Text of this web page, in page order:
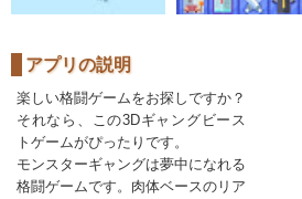
アプリの説明
楽しい格闘ゲームをお探しですか？
それなら、この3Dギャングビース
トゲームがぴったりです。
モンスターギャングは夢中になれる
格闘ゲームです。肉体ベースのリア